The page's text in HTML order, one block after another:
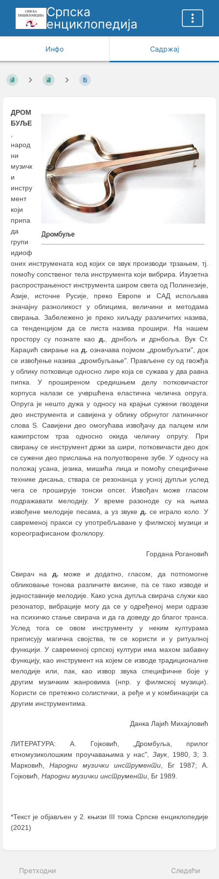
Српска
енциклопедија
Инфо Садржај
ДРОМ
БУЉЕ
,
народ
ни
музичк
и
инстру
мент
који
припа
да
групи
идиоф
оних инструмената код којих се звук производи трзањем, тј.
помоћу сопственог тела инструмента који вибрира. Изузетна
распрострањеност инструмента широм света од Полинезије,
Азије, источне Русије, преко Европе и САД испољава
значајну разноликост у облицима, величини и методама
свирања. Забележено је преко хиљаду различитих назива,
са тенденцијом да се листа назива прошири. На нашем
простору су познате каод., дрнбољ и дрнбоља. Вук Ст.
Караџић свирање на д. означава појмом „дромбуљати", док
се извођењe назива „дромбуљање". Прављене су од гвожђа
у облику потковице односно лире која се сужава у два равна
пипка. У проширеном средишњем делу потковичастог
корпуса налази се учвршћена еластична челична опруга.
Опруга је нешто дужа у односу на крајњи сужени гвоздени
део инструмента и савијена у облику обрнутог латиничног
слова S. Савијени део омогућава извођачу да палцем или
кажипрстом трза односно окида челичну опругу. При
свирању се инструмент држи за шири, потковичасти део док
се сужени део прислања на полуотворене зубе. У односу на
положај усана, језика, мишића лица и помоћу специфичне
технике дисања, ствара се резонанца у усној дупљи услед
чега се проширује тонски опсег. Извођач може гласом
подражавати мелодију. У време разоноде су на њима
извођене мелодије песама, а уз звуке д. се играло коло. У
савременој пракси су употребљаване у филмској музици и
кореографисаном фолклору.
Гордана Рогановић
Свирач на д. може и додатно, гласом, да потпомогне
обликовање тонова различите висине, па се тако изводе и
једноставније мелодије. Како усна дупља свирача служи као
резонатор, вибрације могу да се у одређеној мери одразе
на психичко стање свирача и да га доведу до благог транса.
Услед тога се овом инструменту у неким културама
приписују магична својства, те се користи и у ритуалној
функцији. У савременој српској култури има махом забавну
функцију, као инструмент на којем се изводе традиционалне
мелодије или, пак, као извор звука специфичне боје у
другим музичким жанровима (нпр. у филмској музици).
Користи се претежно солистички, а ређе и у комбинацији са
другим инструментима.
Данка Лајић Михајловић
ЛИТЕРАТУРА: А. Гојковић, „Дромбуља, прилог
етномузиколошким проучавањима у нас", Звук, 1980, 3; З.
Марковић, Народни музички инструменти, Бг 1987; A.
Гојковић, Народни музички инструменти, Бг 1989.
*Текст је објављен у 2. књизи III тома Српске енциклопедије
(2021)
mode
Претходни Следећи